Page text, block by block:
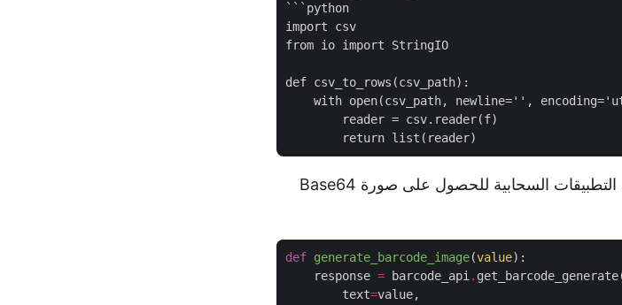
```python
import csv
from io import StringIO
def csv_to_rows(csv_path):
with open(csv_path, newline='',
        reader = csv.reader(f)
- استدعاء واجهة برمجة التطبيقات السحابية للحصول على صورة Base64
def generate_barcode_image(value):
    response
= barcode_api.
        text
=